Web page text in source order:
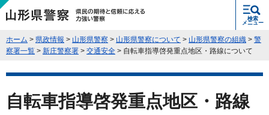
県民の期待と信頼に応える力強い警
察 山形県警察
検索
メニュー
ホーム > 県政情報 > 山形県警察 > 山形県警察について > 山形県警察の組織 > 警
察署一覧 > 新庄警察署 > 交通安全 > 自転車指導啓発重点地区・路線について
自転車指導啓発重点地区・路線